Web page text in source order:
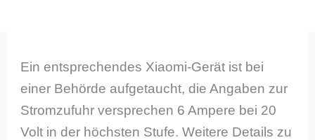
Ein entsprechendes Xiaomi-Gerät ist bei
einer Behörde aufgetaucht, die Angaben zur
Stromzufuhr versprechen 6 Ampere bei 20
Volt in der höchsten Stufe. Weitere Details zu